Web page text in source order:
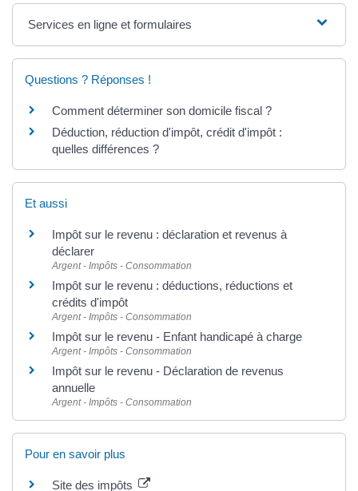
Services en ligne et formulaires
Questions ? Réponses !
Comment déterminer son domicile fiscal ?
Déduction, réduction d'impôt, crédit d'impôt :
quelles différences ?
Et aussi
Impôt sur le revenu : déclaration et revenus à
déclarer
Argent - Impôts - Consommation
Impôt sur le revenu : déductions, réductions et
crédits d'impôt
Argent - Impôts - Consommation
Impôt sur le revenu - Enfant handicapé à charge
Argent - Impôts - Consommation
Impôt sur le revenu - Déclaration de revenus
annuelle
Argent - Impôts - Consommation
Pour en savoir plus
Site des impôts